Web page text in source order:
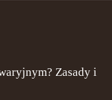
Zasady i